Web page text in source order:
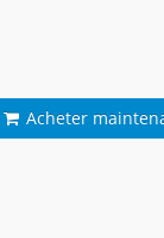
Acheter